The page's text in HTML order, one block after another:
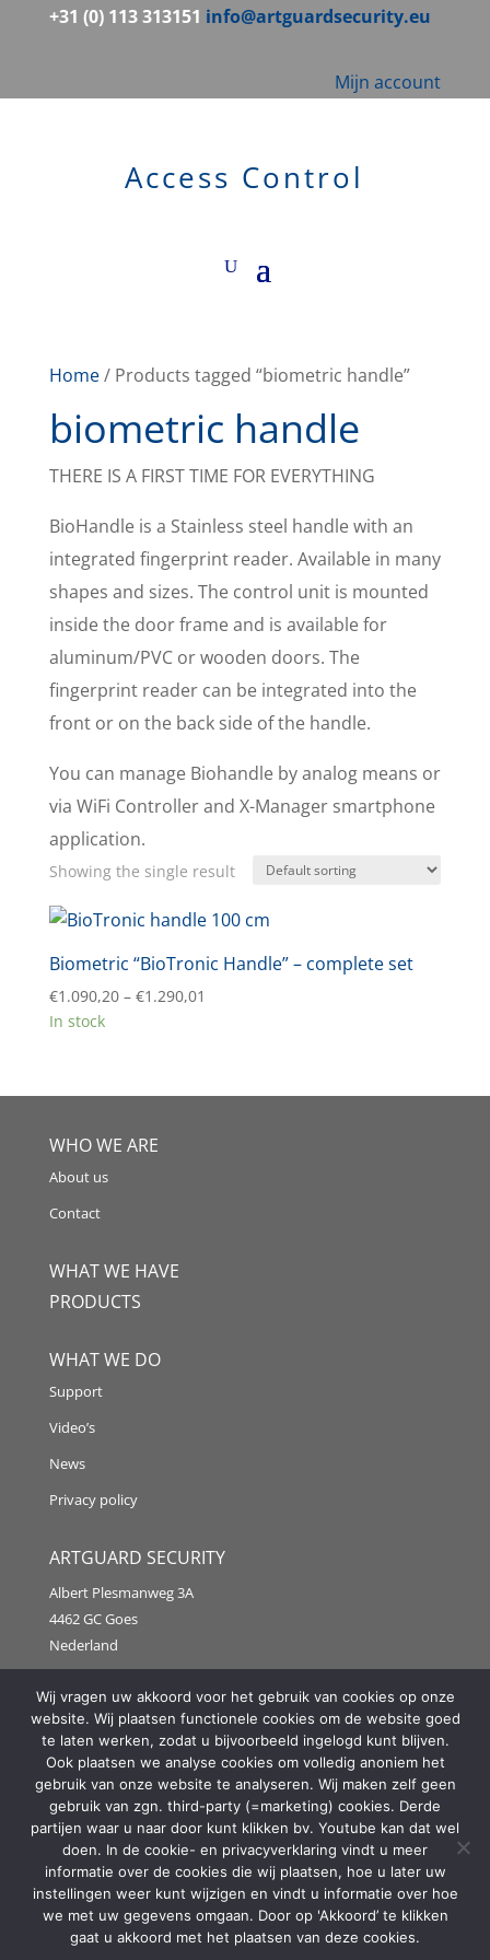
+31 (0) 113 313151 info@artguardsecurity.eu
Mijn account
Access Control
Home/ Products tagged “biometric handle”
biometric handle
THERE IS A FIRST TIME FOR EVERYTHING
BioHandle is a Stainless steel handle with an
integrated fingerprint reader. Available in many
shapes and sizes. The control unit is mounted
inside the door frame and is available for
aluminum/PVC or wooden doors. The
fingerprint reader can be integrated into the
front or on the back side of the handle.
You can manage Biohandle by analog means or
via WiFi Controller and X-Manager smartphone
application.
Showing the single result
Biometric “BioTronic Handle” – complete set
€1.090,20 – €1.290,01
€1.290,01
In stock
WHO WE ARE
About us
Contact
WHAT WE HAVE
PRODUCTS
WHAT WE DO
Support
Video’s
News
Privacy policy
ARTGUARD SECURITY
Albert Plesmanweg 3A
4462 GC Goes
Nederland
Tel: +31 (0) 113 313151
E-mail:info@artguardsecurity.eu
Copyright @2021 Artguard Security | Made in cooperation
with2FIT
Wij vragen uw akkoord voor het gebruik van cookies op onze
website. Wij plaatsen functionele cookies om de website goed
te laten werken, zodat u bijvoorbeeld ingelogd kunt blijven.
Ook plaatsen we analyse cookies om volledig anoniem het
gebruik van onze website te analyseren. Wij maken zelf geen
gebruik van zgn. third-party (=marketing) cookies. Derde
partijen waar u naar door kunt klikken bv. Youtube kan dat wel
doen. In de cookie- en privacyverklaring vindt u meer
informatie over de cookies die wij plaatsen, hoe u later uw
instellingen weer kunt wijzigen en vindt u informatie over hoe
we met uw gegevens omgaan. Door op 'Akkoord’ te klikken
gaat u akkoord met het plaatsen van deze cookies.